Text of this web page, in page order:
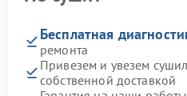
Бесплатная
ремонта
Привезем и увезем
собственной доставкой